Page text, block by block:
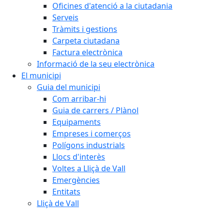
Oficines d'atenció a la ciutadania
Serveis
Tràmits i gestions
Carpeta ciutadana
Factura electrònica
Informació de la seu electrònica
El municipi
Guia del municipi
Com arribar-hi
Guia de carrers / Plànol
Equipaments
Empreses i comerços
Polígons industrials
Llocs d'interès
Voltes a Lliçà de Vall
Emergències
Entitats
Lliçà de Vall